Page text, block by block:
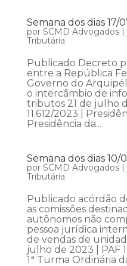
Semana dos dias 17/
por SCMD Advogados|
Tributária
Publicado Decreto
entre a República
Governo do
o intercâmbio de
tributos 21 de julho
11.612/2023 |
Presidência da...
Semana dos dias 10/
por SCMD Advogados|
Tributária
Publicado acórdão
as comissões
autônomos não
pessoa jurídica
de vendas de
julho de 2023 | PAF
1ª Turma Ordinária